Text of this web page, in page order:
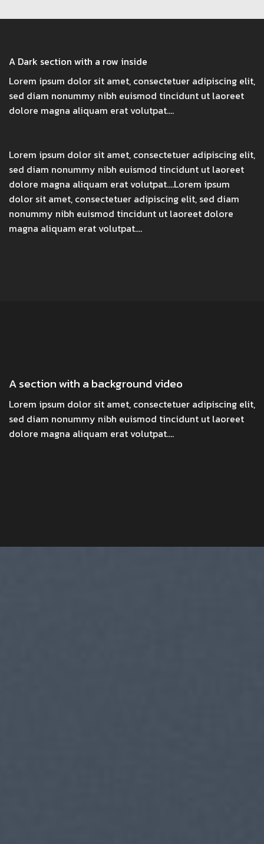
A Dark section with a row inside
Lorem ipsum dolor sit amet, consectetuer adipiscing elit,
sed diam nonummy nibh euismod tincidunt ut laoreet
dolore magna aliquam erat volutpat….
Lorem ipsum dolor sit amet, consectetuer adipiscing elit,
sed diam nonummy nibh euismod tincidunt ut laoreet
dolore magna aliquam erat volutpat….Lorem ipsum
dolor sit amet, consectetuer adipiscing elit, sed diam
nonummy nibh euismod tincidunt ut laoreet dolore
magna aliquam erat volutpat….
A section with a background video
Lorem ipsum dolor sit amet, consectetuer adipiscing elit,
sed diam nonummy nibh euismod tincidunt ut laoreet
dolore magna aliquam erat volutpat….